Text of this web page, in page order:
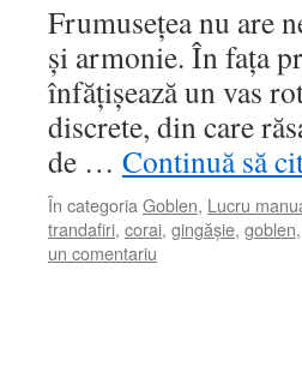
Frumusețea nu are
și armonie. În fața
înfățișează un vas
discrete, din care
de … Continuă să
În categoria Goblen, Lucru
trandafiri, corai, gingășie, goblen,
un comentariu